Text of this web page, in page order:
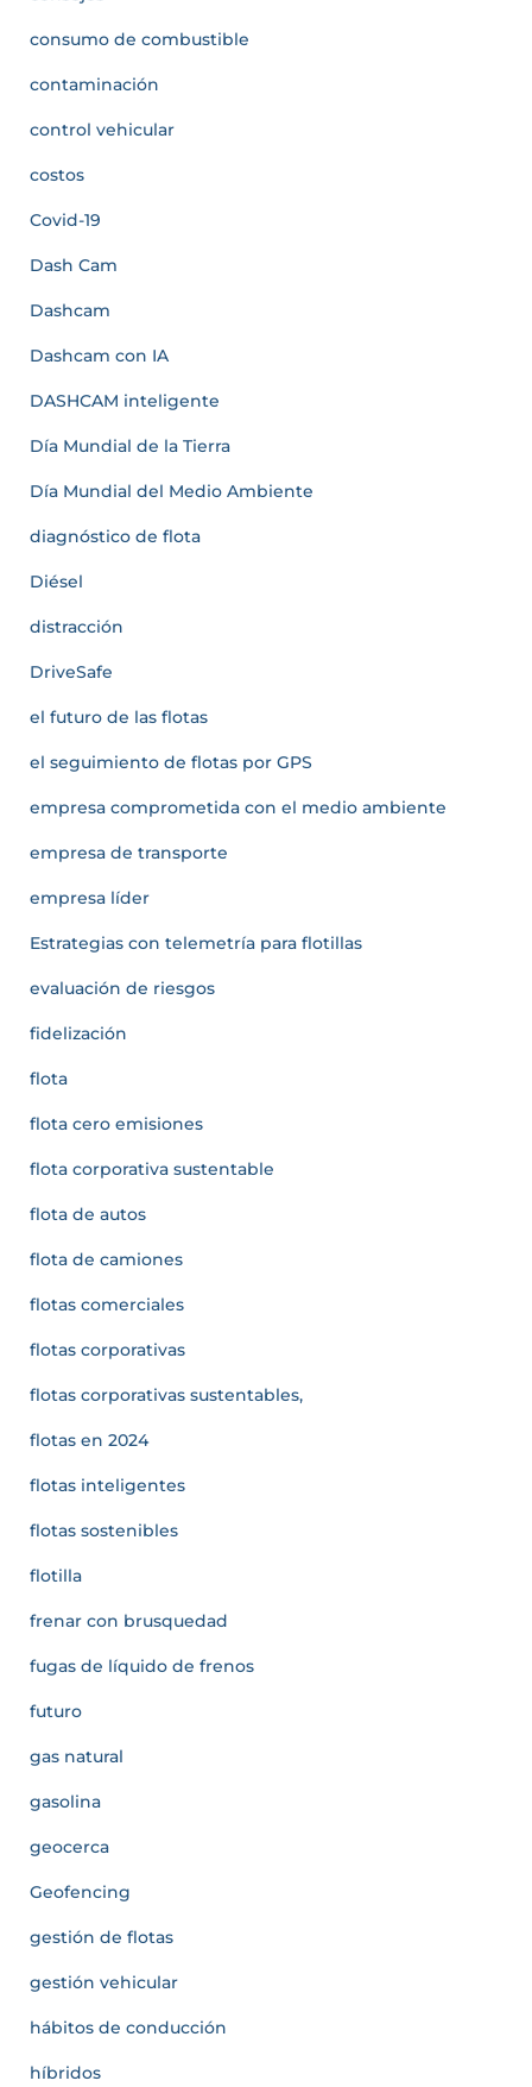
consumo de combustible
contaminación
control vehicular
costos
Covid-19
Dash Cam
Dashcam
Dashcam con IA
DASHCAM inteligente
Día Mundial de la Tierra
Día Mundial del Medio Ambiente
diagnóstico de flota
Diésel
distracción
DriveSafe
el futuro de las flotas
el seguimiento de flotas por GPS
empresa comprometida con el medio ambiente
empresa de transporte
empresa líder
Estrategias con telemetría para flotillas
evaluación de riesgos
fidelización
flota
flota cero emisiones
flota corporativa sustentable
flota de autos
flota de camiones
flotas comerciales
flotas corporativas
flotas corporativas sustentables,
flotas en 2024
flotas inteligentes
flotas sostenibles
flotilla
frenar con brusquedad
fugas de líquido de frenos
futuro
gas natural
gasolina
geocerca
Geofencing
gestión de flotas
gestión vehicular
hábitos de conducción
híbridos